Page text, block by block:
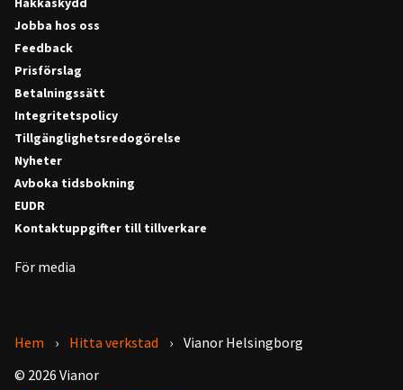
Jobba hos oss
Feedback
Prisförslag
Betalningssätt
Integritetspolicy
Tillgänglighetsredogörelse
Nyheter
Avboka tidsbokning
EUDR
Kontaktuppgifter till tillverkare
För media
Hem Hitta verkstad
Vianor Helsingborg
© 2026 Vianor